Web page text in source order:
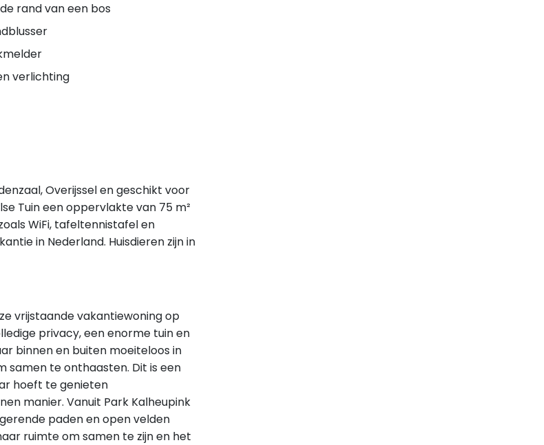
rand van een bos
verlichting
Overijssel en geschikt voor
Tuin een oppervlakte van 75 m²
WiFi, tafeltennistafel en
in Nederland. Huisdieren zijn in
vrijstaande vakantiewoning op
privacy, een enorme tuin en
binnen en buiten moeiteloos in
samen te onthaasten. Dit is een
hoeft te genieten
manier. Vanuit Park Kalheupink
paden en open velden
ruimte om samen te zijn en het